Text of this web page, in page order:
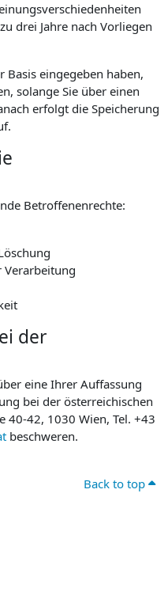
drei Jahre nach Vorliegen
eingegeben haben,
solange Sie über einen
erfolgt die Speicherung
Betroffenenrechte:
Verarbeitung
der
eine Ihrer Auffassung
bei der österreichischen
40-42, 1030 Wien, Tel. +43
beschweren.
Back to top